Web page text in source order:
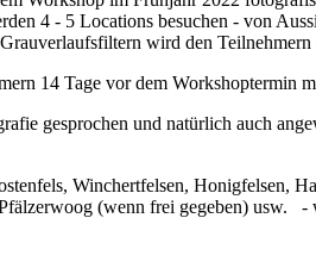
4 - 5 Locations besuchen - von
wird den
14 Tage vor dem Workshoptermin
gesprochen und natürlich auch
Winchertfelsen, Honigfelsen,
(wenn frei gegeben) usw.